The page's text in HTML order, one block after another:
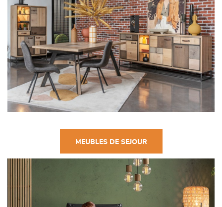
MEUBLES DE SEJOUR